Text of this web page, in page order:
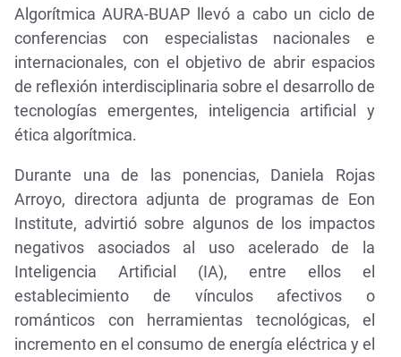
Algorítmica AURA-BUAP llevó a cabo un ciclo de
conferencias con especialistas nacionales e
internacionales, con el objetivo de abrir espacios
de reflexión interdisciplinaria sobre el desarrollo de
tecnologías emergentes, inteligencia artificial y
ética algorítmica.
Durante una de las ponencias, Daniela Rojas
Arroyo, directora adjunta de programas de Eon
Institute, advirtió sobre algunos de los impactos
negativos asociados al uso acelerado de la
Inteligencia Artificial (IA), entre ellos el
establecimiento de vínculos afectivos o
románticos con herramientas tecnológicas, el
incremento en el consumo de energía eléctrica y el